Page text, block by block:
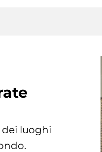
dei luoghi